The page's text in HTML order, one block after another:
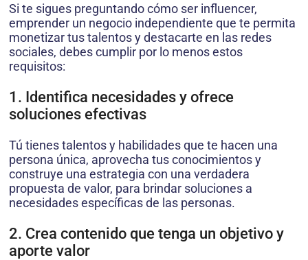
Si te sigues preguntando cómo ser influencer,
emprender un negocio independiente que te permita
monetizar tus talentos y destacarte en las redes
sociales, debes cumplir por lo menos estos
requisitos:
1. Identifica necesidades y ofrece
soluciones efectivas
Tú tienes talentos y habilidades que te hacen una
persona única, aprovecha tus conocimientos y
construye una estrategia con una verdadera
propuesta de valor, para brindar soluciones a
necesidades específicas de las personas.
2. Crea contenido que tenga un objetivo y
aporte valor